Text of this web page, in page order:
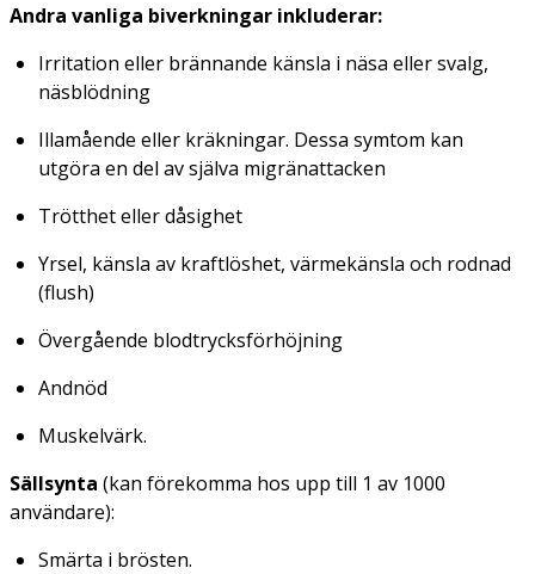
Andra vanliga biverkningar inkluderar:
Irritation eller brännande känsla i näsa eller svalg,
näsblödning
Illamående eller kräkningar. Dessa symtom kan
utgöra en del av själva migränattacken
Trötthet eller dåsighet
Yrsel, känsla av kraftlöshet, värmekänsla och rodnad
(flush)
Övergående blodtrycksförhöjning
Andnöd
Muskelvärk.
Sällsynta (kan förekomma hos upp till 1 av 1000
användare):
Smärta i brösten.